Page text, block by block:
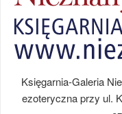
Księgarnia-Galeria
ezoteryczna przy ul.